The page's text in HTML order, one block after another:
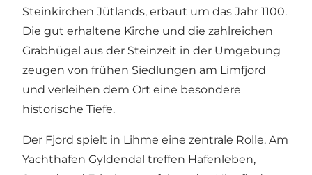
Steinkirchen Jütlands, erbaut um das Jahr 1100.
Die gut erhaltene Kirche und die zahlreichen
Grabhügel aus der Steinzeit in der Umgebung
zeugen von frühen Siedlungen am Limfjord
und verleihen dem Ort eine besondere
historische Tiefe.
Der Fjord spielt in Lihme eine zentrale Rolle. Am
Yachthafen Gyldendal treffen Hafenleben,